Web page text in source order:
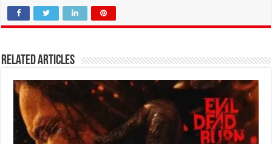
Related Articles